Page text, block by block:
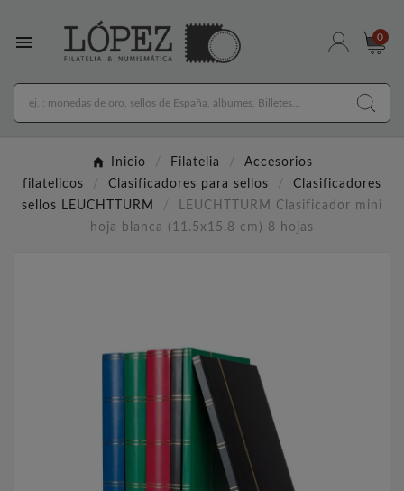
 0
Inicio Filatelia
Accesorios
filatelicos
Clasificadores para sellos
Clasificadores
sellos LEUCHTTURM
LEUCHTTURM Clasificador mini
hoja blanca (11.5x15.8 cm) 8 hojas